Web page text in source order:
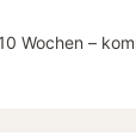
Wochen –